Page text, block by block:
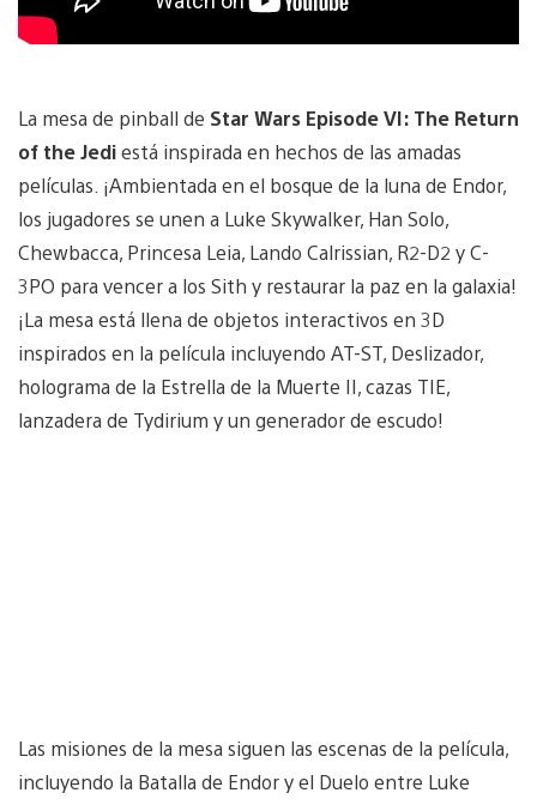
La mesa de pinball de Star Wars Episode VI: The Return
of the Jediestá inspirada en hechos de las amadas
películas. ¡Ambientada en el bosque de la luna de Endor,
los jugadores se unen a Luke Skywalker, Han Solo,
Chewbacca, Princesa Leia, Lando Calrissian, R2-D2 y C-
3PO para vencer a los Sith y restaurar la paz en la galaxia!
¡La mesa está llena de objetos interactivos en 3D
inspirados en la película incluyendo AT-ST, Deslizador,
holograma de la Estrella de la Muerte II, cazas TIE,
lanzadera de Tydirium y un generador de escudo!
Las misiones de la mesa siguen las escenas de la película,
incluyendo la Batalla de Endor y el Duelo entre Luke